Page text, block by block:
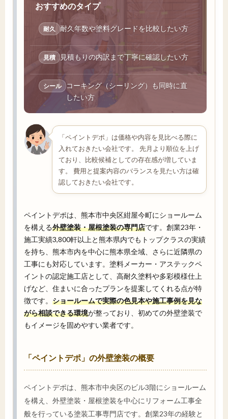
おすすめのタイプ
耐久 耐久年数や塗料グレードを比較したい方
見積 見積もりの内訳まで丁寧に確認したい方
シール
コーキング（シーリング）も同時に直
したい方
「ペイントデポ」は価格や内容を見比べる際に
入れておきたい会社です。 先月より順位を上げ
ており、比較候補としての存在感が増していま
す。 費用と提案内容のバランスを見たい方は確
認しておきたい会社です。
ペイントデポは、熊本市中央区紺屋今町にショールーム
を構える外壁塗装・屋根塗装の専門店です。創業23年・
施工実績3,800軒以上と熊本県内でもトップクラスの実績
を持ち、熊本市内を中心に熊本県全域、さらに近隣県の
工事にも対応しています。塗料メーカー・アステックペ
イントの認定施工店として、高耐久塗料や多彩模様仕上
げなど、住まいに合ったプランを提案してくれる点が特
徴です。 ショールームで実際の色見本や施工事例を見な
がら相談できる環境が整っており、初めての外壁塗装で
もイメージを固めやすい業者です。
「ペイントデポ」の外壁塗装の概要
ペイントデポは、熊本市中央区のビル3階にショールーム
を構え、外壁塗装・屋根塗装を中心にリフォーム工事全
般を行っている塗装工事専門店です。創業23年の経験と